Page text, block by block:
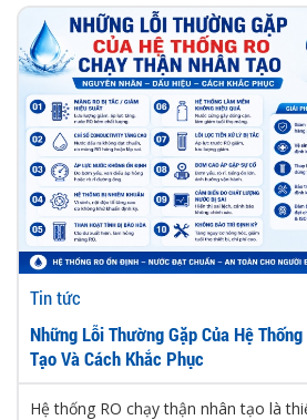
Tin tức
Những Lỗi Thường Gặp Của Hệ
Tạo Và Cách Khắc Phục
Hệ thống RO chạy thận nhân tạo là